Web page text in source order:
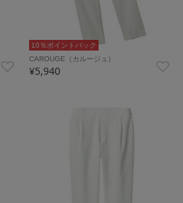
10％ポイントバック
CAROUGE（カルージュ）
¥5,940